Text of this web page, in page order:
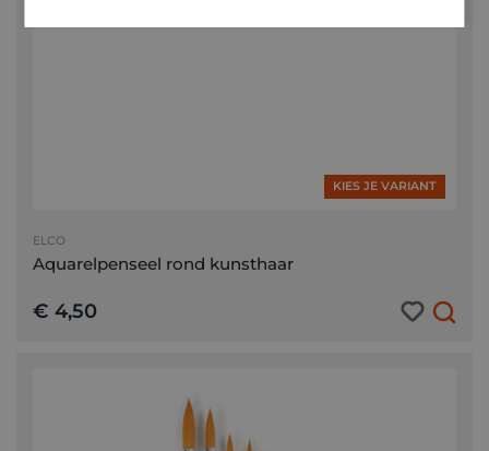
KIES JE VARIANT
ELCO
Aquarelpenseel rond kunsthaar
€ 4,50